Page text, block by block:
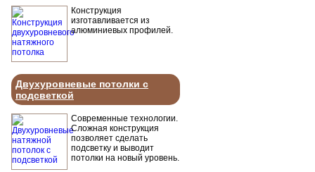
Конструкция
изготавливается из
алюминиевых профилей.
Двухуровневые потолки с
подсветкой
Современные технологии.
Сложная конструкция
позволяет сделать
подсветку и выводит
потолки на новый уровень.